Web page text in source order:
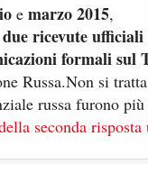
e marzo 2015,
due ricevute ufficiali
formali sul
Russa.Non si
russa furono
seconda risposta